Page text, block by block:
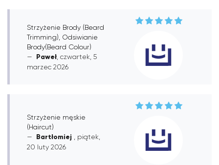
Strzyżenie Brody (Beard
Trimming), Odsiwianie
Brody(Beard Colour)
Paweł , czwartek, 5
marzec 2026
Strzyżenie męskie
(Haircut)
Bartłomiej
, piątek,
20 luty 2026